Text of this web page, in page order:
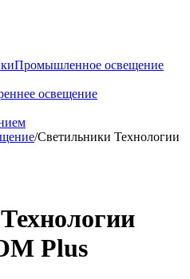
Промышленное освещение
освещение
/Светильники Технологии
Plus